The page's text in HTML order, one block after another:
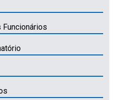
Funcionários